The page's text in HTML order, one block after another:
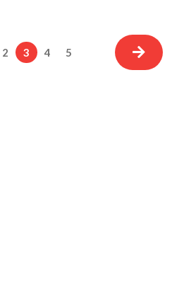
2 3 4 5